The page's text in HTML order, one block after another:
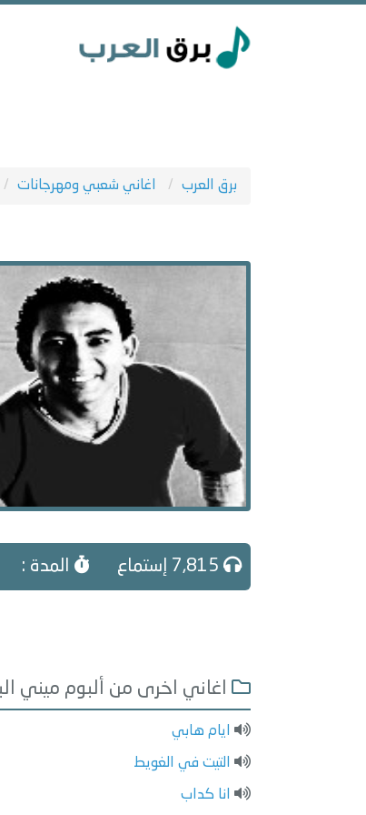
برق العرب اغاني شعبي ومهرجانات
المدة :
اغاني اخرى من ألبوم ميني
ايام هابي
التيت في الغويط
انا كداب